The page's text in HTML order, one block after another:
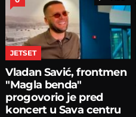
JETSET
Vladan Savić, frontmen
"Magla benda"
progovorio je pred
koncert u Sava centru